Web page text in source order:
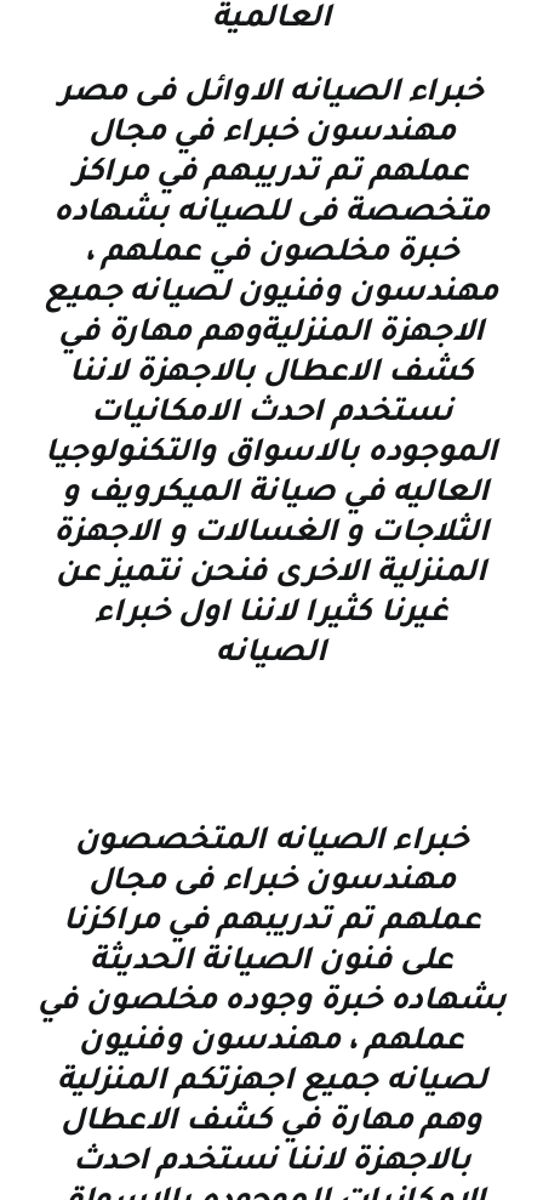
العالمية
خبراء الصيانه الاوائل فى مصر
مهندسون خبراء في مجال
عملهم تم تدريبهم في مراكز
متخصصة فى للصيانه بشهاده
خبرة مخلصون في عملهم ،
مهندسون وفنيون لصيانه جميع
الاجهزة المنزليةوهم مهارة في
كشف الاعطال بالاجهزة لاننا
نستخدم احدث الامكانيات
الموجوده بالاسواق والتكنولوجيا
العاليه في صيانة الميكرويف و
الثلاجات و الغسالات و الاجهزة
المنزلية الاخرى فنحن نتميز عن
غيرنا كثيرا لاننا اول خبراء
الصيانه
خبراء الصيانه المتخصصون
مهندسون خبراء فى مجال
عملهم تم تدريبهم في مراكزنا
على فنون الصيانة الحديثة
بشهاده خبرة وجوده مخلصون في
عملهم ، مهندسون وفنيون
لصيانه جميع اجهزتكم المنزلية
وهم مهارة في كشف الاعطال
بالاجهزة لاننا نستخدم احدث